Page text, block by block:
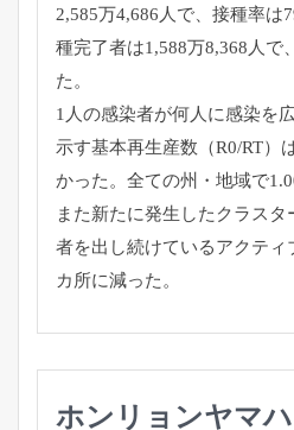
2,585万4,686人で、接種率は
種完了者は1,588万8,368人で、
た。
1人の感染者が何人に感染を
示す基本再生産数（R0/RT）
かった。 全ての州・地域で
また新たに発生したクラスタ
者を出し続けているアクティ
カ 所に減った。
ホンリョンヤマハ